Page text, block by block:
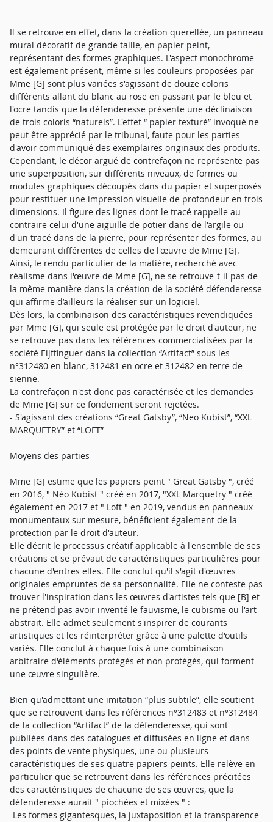
Il se retrouve en effet, dans la création querellée, un panneau
mural décoratif de grande taille, en papier peint,
représentant des formes graphiques. L'aspect monochrome
est également présent, même si les couleurs proposées par
Mme [G] sont plus variées s'agissant de douze coloris
différents allant du blanc au rose en passant par le bleu et
l'ocre tandis que la défenderesse présente une déclinaison
de trois coloris “naturels”. L'effet “ papier texturé” invoqué ne
peut être apprécié par le tribunal, faute pour les parties
d'avoir communiqué des exemplaires originaux des produits.
Cependant, le décor argué de contrefaçon ne représente pas
une superposition, sur différents niveaux, de formes ou
modules graphiques découpés dans du papier et superposés
pour restituer une impression visuelle de profondeur en trois
dimensions. Il figure des lignes dont le tracé rappelle au
contraire celui d'une aiguille de potier dans de l'argile ou
d'un tracé dans de la pierre, pour représenter des formes, au
demeurant différentes de celles de l'œuvre de Mme [G].
Ainsi, le rendu particulier de la matière, recherché avec
réalisme dans l'œuvre de Mme [G], ne se retrouve-t-il pas de
la même manière dans la création de la société défenderesse
qui affirme d’ailleurs la réaliser sur un logiciel.
Dès lors, la combinaison des caractéristiques revendiquées
par Mme [G], qui seule est protégée par le droit d'auteur, ne
se retrouve pas dans les références commercialisées par la
société Eijffinguer dans la collection “Artifact” sous les
n°312480 en blanc, 312481 en ocre et 312482 en terre de
sienne.
La contrefaçon n'est donc pas caractérisée et les demandes
de Mme [G] sur ce fondement seront rejetées.
- S'agissant des créations “Great Gatsby”, “Neo Kubist”, “XXL
MARQUETRY” et “LOFT”
Moyens des parties
Mme [G] estime que les papiers peint " Great Gatsby ", créé
en 2016, " Néo Kubist " créé en 2017, "XXL Marquetry " créé
également en 2017 et " Loft " en 2019, vendus en panneaux
monumentaux sur mesure, bénéficient également de la
protection par le droit d'auteur.
Elle décrit le processus créatif applicable à l'ensemble de ses
créations et se prévaut de caractéristiques particulières pour
chacune d'entres elles. Elle conclut qu'il s'agit d'œuvres
originales empruntes de sa personnalité. Elle ne conteste pas
trouver l'inspiration dans les œuvres d'artistes tels que [B] et
ne prétend pas avoir inventé le fauvisme, le cubisme ou l'art
abstrait. Elle admet seulement s'inspirer de courants
artistiques et les réinterpréter grâce à une palette d'outils
variés. Elle conclut à chaque fois à une combinaison
arbitraire d'éléments protégés et non protégés, qui forment
une œuvre singulière.
Bien qu'admettant une imitation “plus subtile”, elle soutient
que se retrouvent dans les références n°312483 et n°312484
de la collection “Artifact” de la défenderesse, qui sont
publiées dans des catalogues et diffusées en ligne et dans
des points de vente physiques, une ou plusieurs
caractéristiques de ses quatre papiers peints. Elle relève en
particulier que se retrouvent dans les références précitées
des caractéristiques de chacune de ses œuvres, que la
défenderesse aurait " piochées et mixées " :
-Les formes gigantesques, la juxtaposition et la transparence